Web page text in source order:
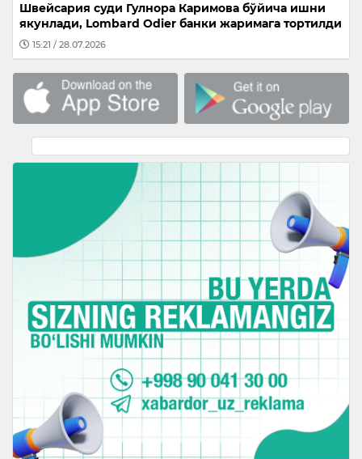
Швейсария суди Гулнора Каримова бўйича ишни
якунлади, Lombard Odier банки жаримага тортилди
15:21 / 28.07.2026